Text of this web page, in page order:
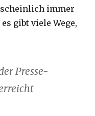
immer
gibt viele Wege,
Presse-